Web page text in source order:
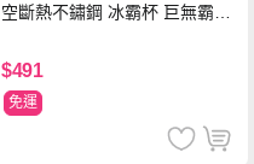
空斷熱不鏽鋼 冰霸杯 巨無霸鋼
ml-信封款(贈手提杯套)
$491
免運